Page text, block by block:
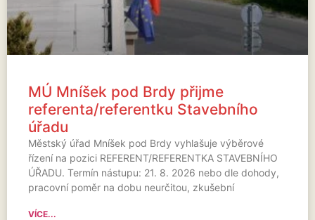
MÚ Mníšek pod Brdy přijme
referenta/referentku Stavebního
úřadu
Městský úřad Mníšek pod Brdy vyhlašuje výběrové
řízení na pozici REFERENT/REFERENTKA STAVEBNÍHO
ÚŘADU. Termín nástupu: 21. 8. 2026 nebo dle dohody,
pracovní poměr na dobu neurčitou, zkušební
VÍCE...